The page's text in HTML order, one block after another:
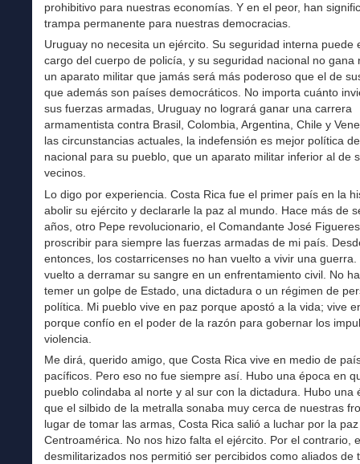
prohibitivo para nuestras economías. Y en el peor, han
trampa permanente para nuestras democracias.
Uruguay no necesita un ejército. Su seguridad interna puede
cargo del cuerpo de policía, y su seguridad nacional no gana
un aparato militar que jamás será más poderoso que el de
que además son países democráticos. No importa cuánto
sus fuerzas armadas, Uruguay no logrará ganar una carrera
armamentista contra Brasil, Colombia, Argentina, Chile y
las circunstancias actuales, la indefensión es mejor política
nacional para su pueblo, que un aparato militar inferior al de
vecinos.
Lo digo por experiencia. Costa Rica fue el primer país en la
abolir su ejército y declararle la paz al mundo. Hace más de
años, otro Pepe revolucionario, el Comandante José
proscribir para siempre las fuerzas armadas de mi país.
entonces, los costarricenses no han vuelto a vivir una guerra.
vuelto a derramar su sangre en un enfrentamiento civil. No
temer un golpe de Estado, una dictadura o un régimen de
política. Mi pueblo vive en paz porque apostó a la vida; vive
porque confío en el poder de la razón para gobernar los
violencia.
Me dirá, querido amigo, que Costa Rica vive en medio de
pacíficos. Pero eso no fue siempre así. Hubo una época en
pueblo colindaba al norte y al sur con la dictadura. Hubo una
que el silbido de la metralla sonaba muy cerca de nuestras
lugar de tomar las armas, Costa Rica salió a luchar por la
Centroamérica. No nos hizo falta el ejército. Por el contrario,
desmilitarizados nos permitió ser percibidos como aliados de